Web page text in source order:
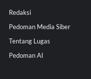
Redaksi
Pedoman Media Siber
Tentang Lugas
Pedoman AI